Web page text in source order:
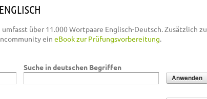
über 11.000 Wortpaare Englisch-Deutsch. Zusätzlich zu
ein eBook zur Prüfungsvorbereitung.
Suche in deutschen Begriffen